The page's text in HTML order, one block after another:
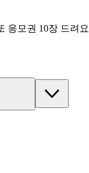
응모권 10장 드려요